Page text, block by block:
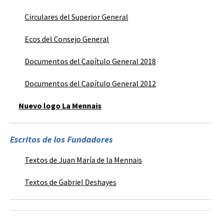
Circulares del Superior General
Ecos del Consejo General
Documentos del Capítulo General 2018
Documentos del Capítulo General 2012
Nuevo logo La Mennais
Escritos de los Fundadores
Textos de Juan María de la Mennais
Textos de Gabriel Deshayes